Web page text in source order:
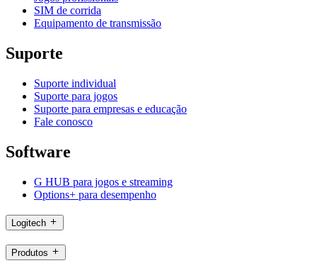
SIM de corrida
Equipamento de transmissão
Suporte
Suporte individual
Suporte para jogos
Suporte para empresas e educação
Fale conosco
Software
G HUB para jogos e streaming
Options+ para desempenho
Logitech
Produtos